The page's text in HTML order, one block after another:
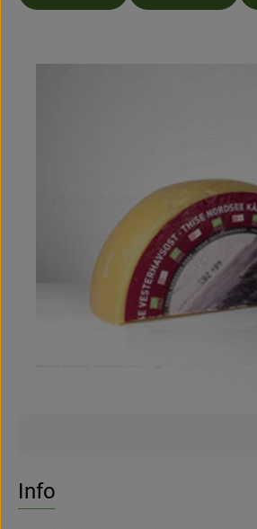
Info